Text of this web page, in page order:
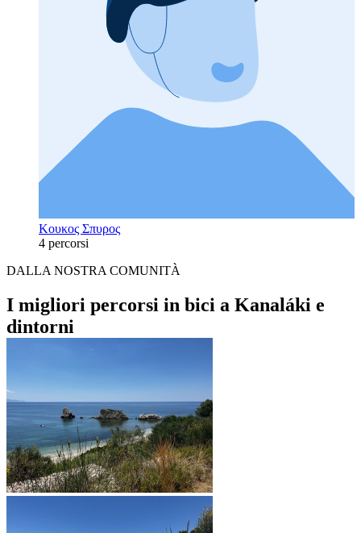
Κουκος Σπυρος
4 percorsi
DALLA NOSTRA COMUNITÀ
I migliori percorsi in bici a Kanaláki e
dintorni